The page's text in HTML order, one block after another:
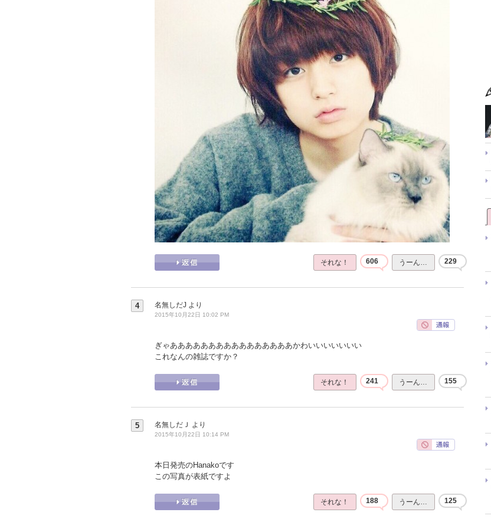
それな！ 606 うーん… 229
4 名無しだJ より
2015年10月22日 10:02 PM
ぎゃああああああああああああああああかわいいいいいいい
これなんの雑誌ですか？
それな！ 241 うーん… 155
5 名無しだＪ より
2015年10月22日 10:14 PM
本日発売のHanakoです
この写真が表紙ですよ
それな！ 188 うーん… 125